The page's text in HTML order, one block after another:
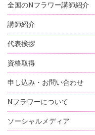
全国のNフラワー講師紹介
講師紹介
代表挨拶
資格取得
申し込み・お問い合わせ
Nフラワーについて
ソーシャルメディア